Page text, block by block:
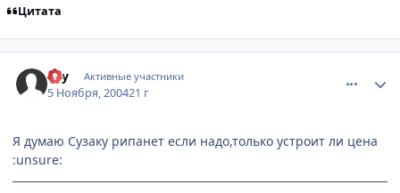
Цитата
sky Активные участники
5 Ноября, 200421 г
Я думаю Сузаку рипанет если надо,только устроит ли цена
:unsure: